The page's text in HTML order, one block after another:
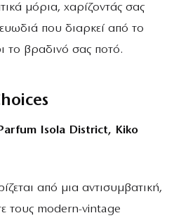
μόρια, χαρίζοντάς σας
που διαρκεί από το
το βραδινό σας ποτό.
Isola District, Kiko
από μια αντισυμβατική,
τους modern-vintage